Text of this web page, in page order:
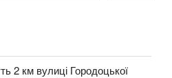
2 км вулиці Городоцької